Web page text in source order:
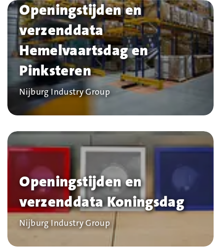
Openingstijden en
verzenddata
Hemelvaartsdag en
Pinksteren
Bedrijf
Nijburg Industry Group
Openingstijden en
verzenddata Koningsdag
Bedrijf
Nijburg Industry Group